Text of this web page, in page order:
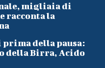
migliaia di
racconta la
della pausa:
della Birra, Acido